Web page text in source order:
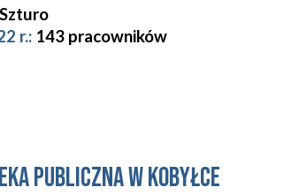
r.: 143 pracowników
Publiczna w Kobyłce